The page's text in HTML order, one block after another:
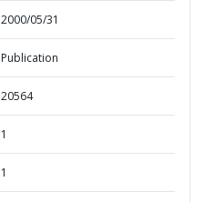
2000/05/31
Publication
20564
1
1